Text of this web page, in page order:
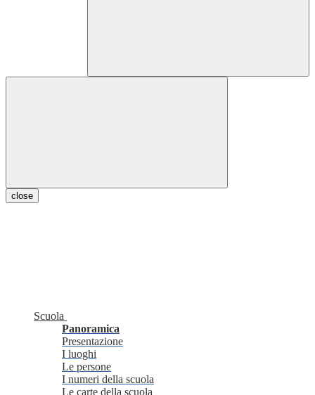
close
Scuola
Panoramica
Presentazione
I luoghi
Le persone
I numeri della scuola
Le carte della scuola